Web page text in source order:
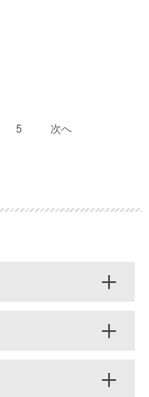
5 次へ